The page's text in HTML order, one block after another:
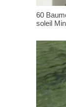
60
soleil